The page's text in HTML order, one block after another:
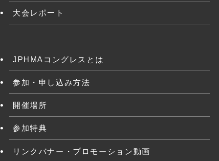
大会レポート
JPHMAコングレスとは
参加・申し込み方法
開催場所
参加特典
リンクバナー・プロモーション動画